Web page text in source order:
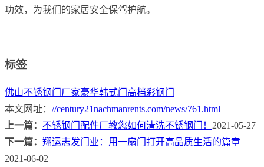
功效，为我们的家居安全保驾护航。
标签
佛山不锈钢门厂家豪华韩式门 高档彩钢门
本文网址： //century21nachmanrents.com/news/761.html
上一篇： 不锈钢门配件厂教您如何清洗不锈钢门！ 2021-05-27
下一篇： 翔运志发门业：用一扇门打开高品质生活的篇章
2021-06-02